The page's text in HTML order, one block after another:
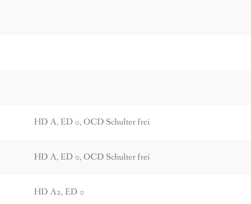
HD A, ED 0, OCD Schulter frei
HD A, ED 0, OCD Schulter frei
HD A2, ED 0